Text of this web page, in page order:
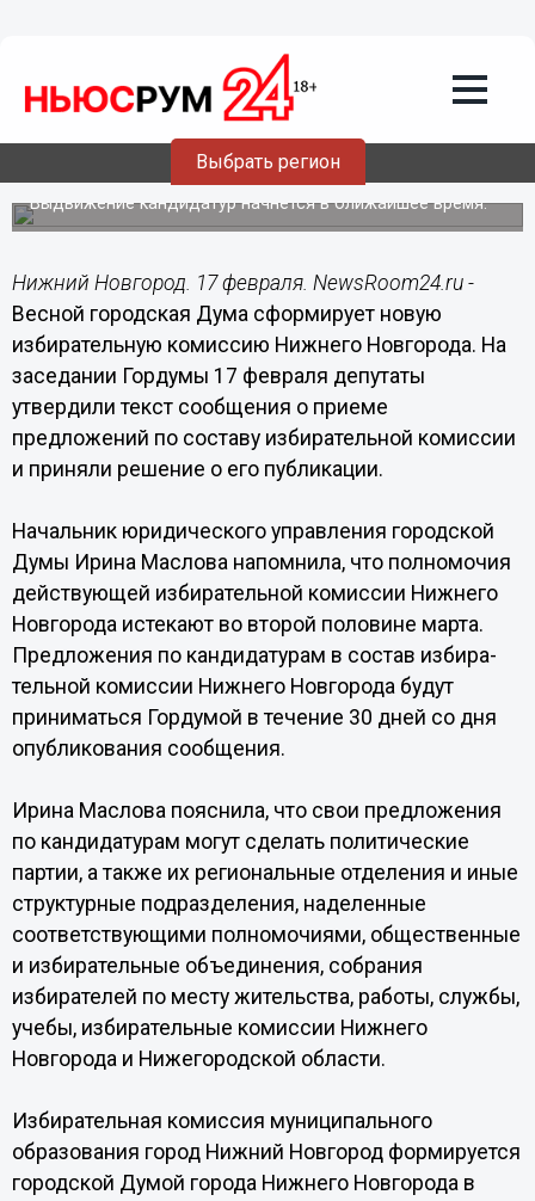
Выбрать регион
Новая избирательная комиссия
Нижнего Новгорода будет
сформирована Гордумой весной
Выдвижение кандидатур начнется в ближайшее время.
Нижний Новгород. 17 февраля. NewsRoom24.ru -
Весной городская Дума сформирует новую
избирательную комиссию Нижнего Новгорода. На
заседании Гордумы 17 февраля депутаты
утвердили текст сообщения о при­еме
предложений по составу избира­тельной комиссии
и приняли решение о его публикации.
Начальник юридического управления городской
Думы Ирина Маслова напомнила, что полномочия
действующей избирательной комиссии Нижнего
Новгорода истекают во второй половине марта.
Предложения по кандидатурам в состав избира­
тельной комиссии Нижнего Новгорода будут
приниматься Гордумой в течение 30 дней со дня
опубликования сообщения.
Ирина Маслова пояснила, что свои предложения
по кандидатурам могут сделать политические
партии, а также их региональные отделения и иные
структурные подраз­деления, наделенные
соответствующими полномочиями, общественные
и избирательные объединения, собрания
избирателей по месту жительства, работы, службы,
учебы, избирательные комиссии Нижнего
Новгорода и Нижегородской области.
Избира­тельная комиссия муници­пального
образования город Нижний Новгород формируется
городской Думой города Нижнего Новгорода в